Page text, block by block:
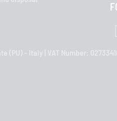
- Italy | VAT Number: